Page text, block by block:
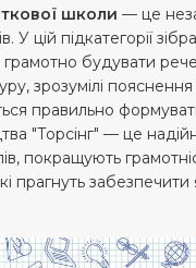
школи — це
У цій підкатегорії
грамотно будувати
зрозумілі
правильно
"Торсінг" — це
покращують
прагнуть